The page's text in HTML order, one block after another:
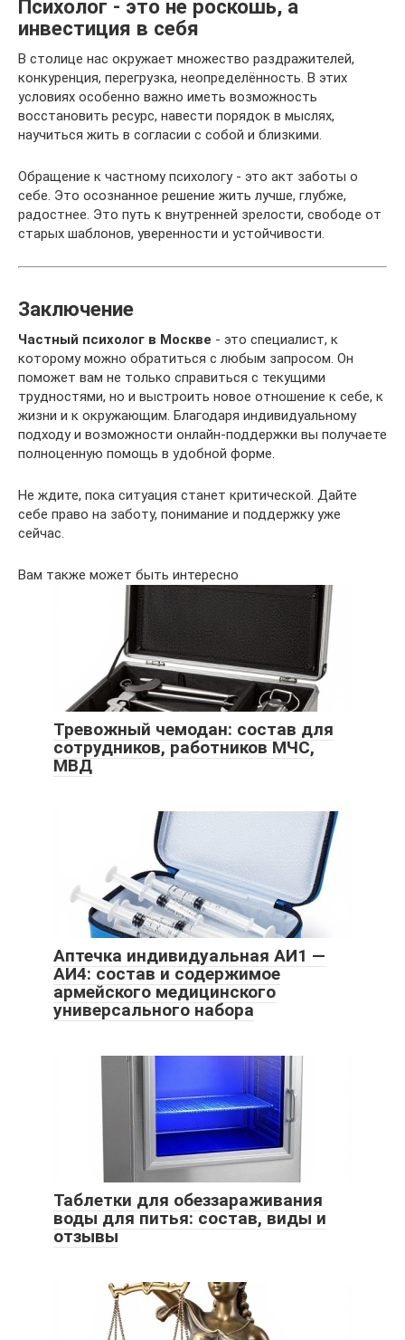
Психолог - это не роскошь, а
инвестиция в себя
В столице нас окружает множество раздражителей,
конкуренция, перегрузка, неопределённость. В этих
условиях особенно важно иметь возможность
восстановить ресурс, навести порядок в мыслях,
научиться жить в согласии с собой и близкими.
Обращение к частному психологу - это акт заботы о
себе. Это осознанное решение жить лучше, глубже,
радостнее. Это путь к внутренней зрелости, свободе от
старых шаблонов, уверенности и устойчивости.
Заключение
Частный психолог в Москве - это специалист, к
которому можно обратиться с любым запросом. Он
поможет вам не только справиться с текущими
трудностями, но и выстроить новое отношение к себе, к
жизни и к окружающим. Благодаря индивидуальному
подходу и возможности онлайн-поддержки вы получаете
полноценную помощь в удобной форме.
Не ждите, пока ситуация станет критической. Дайте
себе право на заботу, понимание и поддержку уже
сейчас.
Вам также может быть интересно
Тревожный чемодан: состав для
сотрудников, работников МЧС,
МВД
Аптечка индивидуальная АИ1 —
АИ4: состав и содержимое
армейского медицинского
универсального набора
Таблетки для обеззараживания
воды для питья: состав, виды и
отзывы